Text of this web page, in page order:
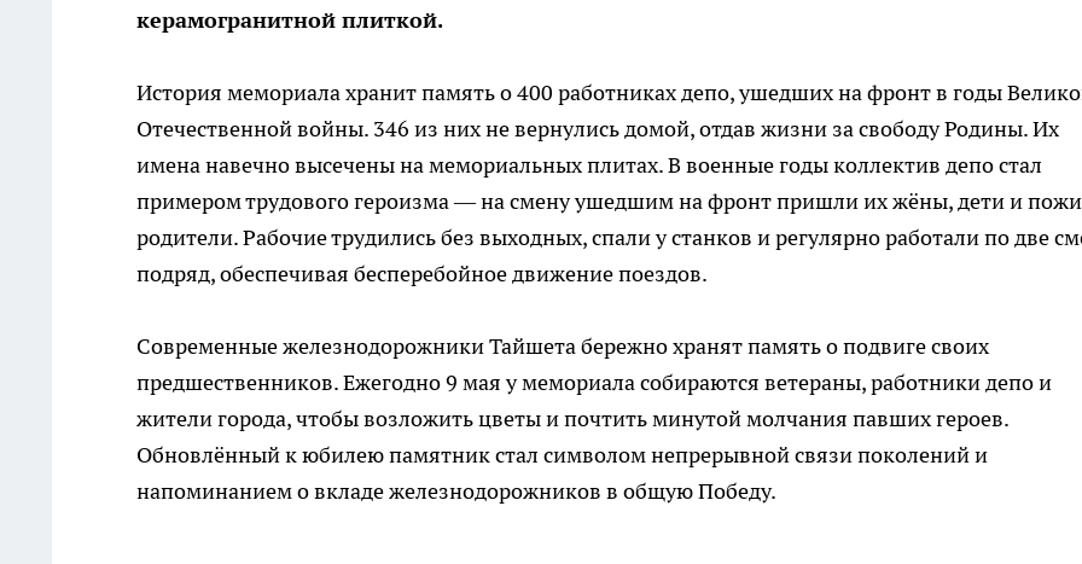
керамогранитной плиткой.
История мемориала хранит память о 400 работниках депо, ушедших на фронт в годы
Отечественной войны. 346 из них не вернулись домой, отдав жизни за свободу Родины. Их
имена навечно высечены на мемориальных плитах. В военные годы коллектив депо стал
примером трудового героизма — на смену ушедшим на фронт пришли их жёны, дети и
родители. Рабочие трудились без выходных, спали у станков и регулярно работали по две
подряд, обеспечивая бесперебойное движение поездов.
Современные железнодорожники Тайшета бережно хранят память о подвиге своих
предшественников. Ежегодно 9 мая у мемориала собираются ветераны, работники депо и
жители города, чтобы возложить цветы и почтить минутой молчания павших героев.
Обновлённый к юбилею памятник стал символом непрерывной связи поколений и
напоминанием о вкладе железнодорожников в общую Победу.